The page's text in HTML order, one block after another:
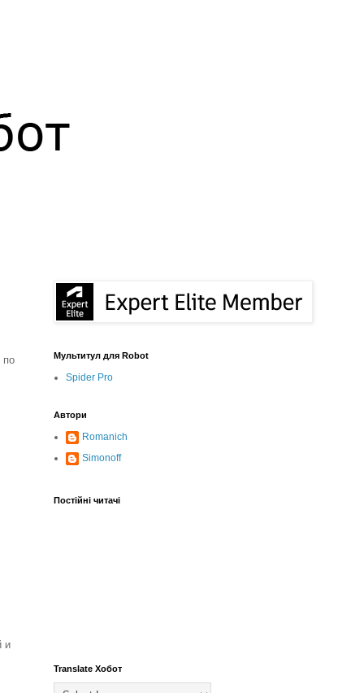
по
и
Мультитул для Robot
Spider Pro
Автори
Romanich
Simonoff
Постійні читачі
Translate Хобот